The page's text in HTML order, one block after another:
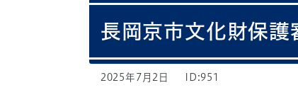
長岡京市文化財保護
2025年7月2日 ID:951